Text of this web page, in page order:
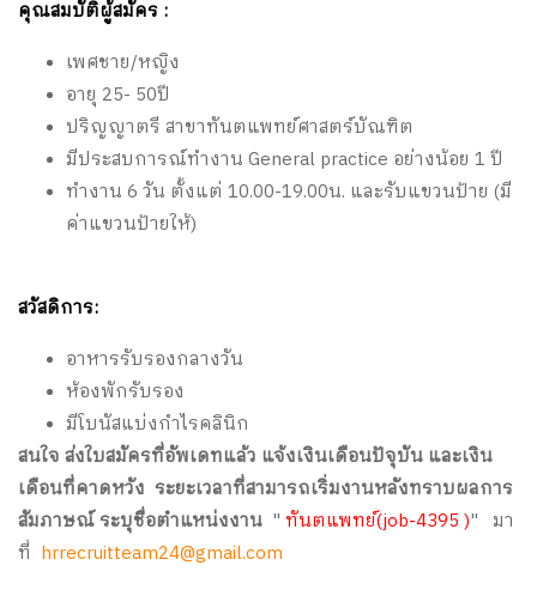
คุณสมบัติผู้สมัคร :
เพศชาย/หญิง
อายุ 25- 50ปี
ปริญญาตรี สาขาทันตแพทย์ศาสตร์บัณฑิต
มีประสบการณ์ทำงาน General practice อย่างน้อย 1 ปี
ทำงาน 6 วัน ตั้งแต่ 10.00-19.00น. และรับแขวนป้าย (มี
ค่าแขวนป้ายให้)
สวัสดิการ:
อาหารรับรองกลางวัน
ห้องพักรับรอง
มีโบนัสแบ่งกำไรคลินิก
สนใจ ส่งใบสมัครที่อัพเดทแล้ว แจ้งเงินเดือนปัจุบัน และเงิน
เดือนที่คาดหวัง ระยะเวลาที่สามารถเริ่มงานหลังทราบผลการ
สัมภาษณ์ ระบุชื่อตำแหน่งงาน " ทันตแพทย์(job-4395 )" มา
ที่ hrrecruitteam24@gmail.com